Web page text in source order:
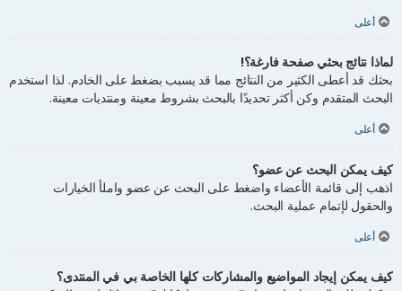
أعلى
لماذا نتائج بحثي صفحة فارغة؟!
بحثك قد أعطى الكثير من النتائج مما قد يسبب بضغط على الخادم. لذا استخدم
البحث المتقدم وكن أكثر تحديدًا بالبحث بشروط معينة ومنتديات معينة.
أعلى
كيف يمكن البحث عن عضو؟
اذهب إلى قائمة الأعضاء واضغط على البحث عن عضو واملأ الخيارات
والحقول لإتمام عملية البحث.
أعلى
كيف يمكن إيجاد المواضيع والمشاركات كلها الخاصة بي في المنتدى؟